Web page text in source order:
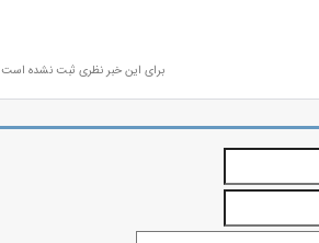
برای این خبر نظری ثبت نشده است